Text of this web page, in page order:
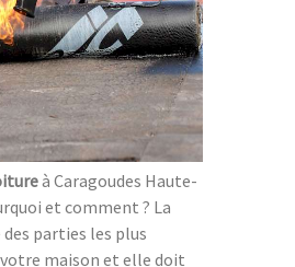
à Caragoudes Haute-
et comment ? La
parties les plus
maison et elle doit